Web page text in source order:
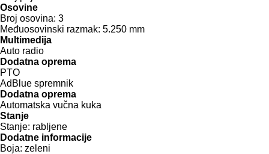
Osovine
Broj osovina: 3
Međuosovinski razmak: 5.250 mm
Multimedija
Auto radio
Dodatna oprema
PTO
AdBlue spremnik
Dodatna oprema
Automatska vučna kuka
Stanje
Stanje: rabljene
Dodatne informacije
Boja: zeleni